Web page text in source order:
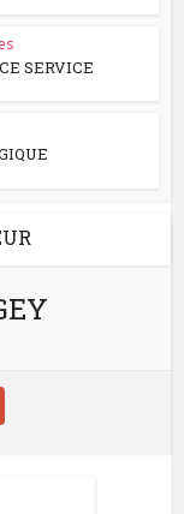
SERVICE